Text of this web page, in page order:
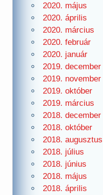
2020. május
2020. április
2020. március
2020. február
2020. január
2019. december
2019. november
2019. október
2019. március
2018. december
2018. október
2018. augusztus
2018. július
2018. június
2018. május
2018. április